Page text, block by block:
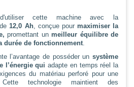
cette machine avec la
de12,0 Ah, conçue pour maximiser la
promettant unmeilleur équilibre de
durée de fonctionnement.
l’avantage de posséder un système
l’énergie quiadapte en temps réel la
du matériau perforé pour une
technologie maintient des